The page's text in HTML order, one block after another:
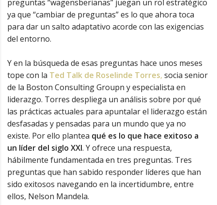
preguntas “wagensberianas” juegan un rol estratégico
ya que “cambiar de preguntas” es lo que ahora toca
para dar un salto adaptativo acorde con las exigencias
del entorno.
Y en la búsqueda de esas preguntas hace unos meses
tope con la Ted Talk de Roselinde Torres, socia senior
de la Boston Consulting Groupn y especialista en
liderazgo. Torres despliega un análisis sobre por qué
las prácticas actuales para apuntalar el liderazgo están
desfasadas y pensadas para un mundo que ya no
existe. Por ello plantea qué es lo que hace exitoso a
un líder del siglo XXI. Y ofrece una respuesta,
hábilmente fundamentada en tres preguntas. Tres
preguntas que han sabido responder líderes que han
sido exitosos navegando en la incertidumbre, entre
ellos, Nelson Mandela.